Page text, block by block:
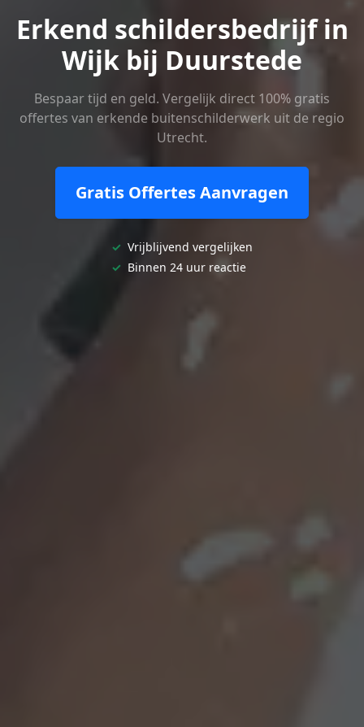
Erkend schildersbedrijf in
Wijk bij Duurstede
Bespaar tijd en geld. Vergelijk direct 100% gratis
offertes van erkende buitenschilderwerk uit de regio
Utrecht.
Gratis Offertes Aanvragen
✓ Vrijblijvend vergelijken
✓ Binnen 24 uur reactie